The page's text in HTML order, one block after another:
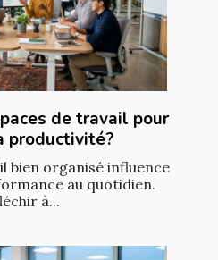
de travail pour
productivité?
bien organisé influence
au quotidien.
à...